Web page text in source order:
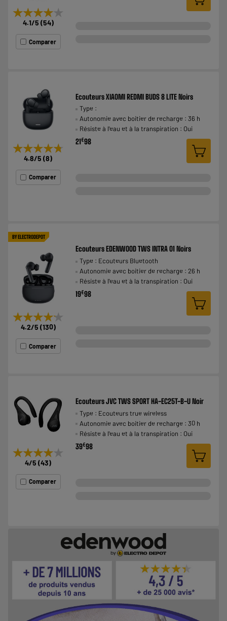
★★★★★
★★★★★
4.1/5 (54)
Comparer
★★★★★
★★★★★
4.8/5 (8)
Comparer
Ecouteurs XIAOMI REDMI BUDS 8 LITE Noirs
Type :
Autonomie avec boitier de recharge : 36 h
Résiste à l'eau et à la transpiration : Oui
21€98
BY ELECTRODEPOT
★★★★★
★★★★★
4.2/5 (130)
Comparer
Ecouteurs EDENWOOD TWS INTRA 01 Noirs
Type : Ecouteurs Bluetooth
Autonomie avec boitier de recharge : 26 h
Résiste à l'eau et à la transpiration : Oui
19€98
★★★★★
★★★★★
4/5 (43)
Comparer
Ecouteurs JVC TWS SPORT HA-EC25T-B-U Noir
Type : Ecouteurs true wireless
Autonomie avec boitier de recharge : 30 h
Résiste à l'eau et à la transpiration : Oui
39€98